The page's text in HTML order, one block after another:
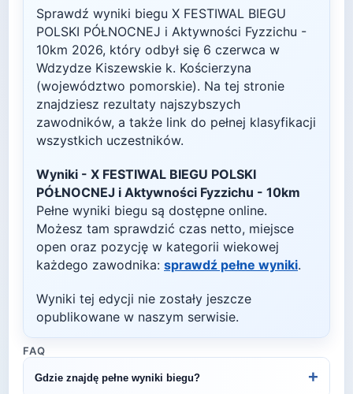
Sprawdź wyniki biegu X FESTIWAL BIEGU
POLSKI PÓŁNOCNEJ i Aktywności Fyzzichu -
10km 2026, który odbył się 6 czerwca w
Wdzydze Kiszewskie k. Kościerzyna
(województwo pomorskie). Na tej stronie
znajdziesz rezultaty najszybszych
zawodników, a także link do pełnej klasyfikacji
wszystkich uczestników.
Wyniki - X FESTIWAL BIEGU POLSKI
PÓŁNOCNEJ i Aktywności Fyzzichu - 10km
Pełne wyniki biegu są dostępne online.
Możesz tam sprawdzić czas netto, miejsce
open oraz pozycję w kategorii wiekowej
każdego zawodnika: sprawdź pełne wyniki.
Wyniki tej edycji nie zostały jeszcze
opublikowane w naszym serwisie.
FAQ
Gdzie znajdę pełne wyniki biegu? +